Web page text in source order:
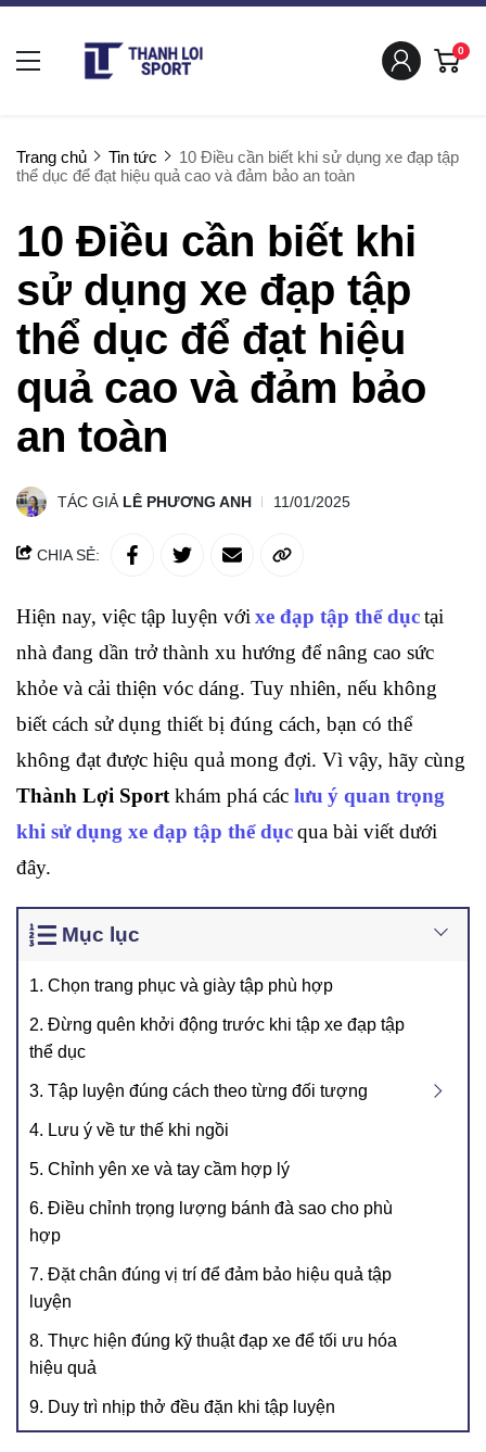
0
Trang chủ Tin tức
10 Điều cần biết khi sử dụng xe đạp tập
thể dục để đạt hiệu quả cao và đảm bảo an toàn
10 Điều cần biết khi
sử dụng xe đạp tập
thể dục để đạt hiệu
quả cao và đảm bảo
an toàn
TÁC GIẢ LÊ PHƯƠNG ANH 11/01/2025
CHIA SẺ:
Hiện nay, việc tập luyện với xe đạp tập thể dụctại
nhà đang dần trở thành xu hướng để nâng cao sức
khỏe và cải thiện vóc dáng. Tuy nhiên, nếu không
biết cách sử dụng thiết bị đúng cách, bạn có thể
Thành Lợi Sport khám phá các lưu ý quan trọng
khi sử dụng xe đạp tập thể dụcqua bài viết dưới
đây.
Mục lục
1. Chọn trang phục và giày tập phù hợp
2. Đừng quên khởi động trước khi tập xe đạp tập
thể dục
3. Tập luyện đúng cách theo từng đối tượng
4. Lưu ý về tư thế khi ngồi
5. Chỉnh yên xe và tay cầm hợp lý
6. Điều chỉnh trọng lượng bánh đà sao cho phù
hợp
7. Đặt chân đúng vị trí để đảm bảo hiệu quả tập
luyện
8. Thực hiện đúng kỹ thuật đạp xe để tối ưu hóa
hiệu quả
9. Duy trì nhịp thở đều đặn khi tập luyện